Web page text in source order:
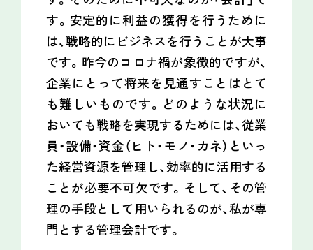
す。安定的に利益の獲得を行うために
は、戦略的にビジネスを行うことが大事
です。昨今のコロナ禍が象徴的ですが、
企業にとって将来を見通すことはとて
も難しいものです。どのような状況に
おいても戦略を実現するためには、従業
員・設備・資金（ヒト・モノ・カネ）といっ
た経営資源を管理し、効率的に活用する
ことが必要不可欠です。そして、その管
理の手段として用いられるのが、私が専
門とする管理会計です。